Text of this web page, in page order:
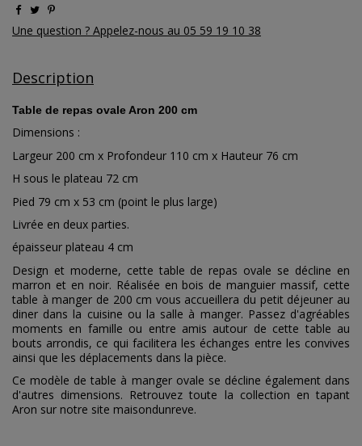
Une question ? Appelez-nous au 05 59 19 10 38
Description
Table de repas ovale Aron 200 cm
Dimensions :
Largeur 200 cm x Profondeur 110 cm x Hauteur 76 cm
H sous le plateau 72 cm
Pied 79 cm x 53 cm (point le plus large)
Livrée en deux parties.
épaisseur plateau 4 cm
Design et moderne, cette table de repas ovale se décline en
marron et en noir. Réalisée en bois de manguier massif, cette
table à manger de 200 cm vous accueillera du petit déjeuner au
diner dans la cuisine ou la salle à manger. Passez d'agréables
moments en famille ou entre amis autour de cette table au
bouts arrondis, ce qui facilitera les échanges entre les convives
ainsi que les déplacements dans la pièce.
Ce modèle de table à manger ovale se décline également dans
d'autres dimensions. Retrouvez toute la collection en tapant
Aron sur notre site maisondunreve.